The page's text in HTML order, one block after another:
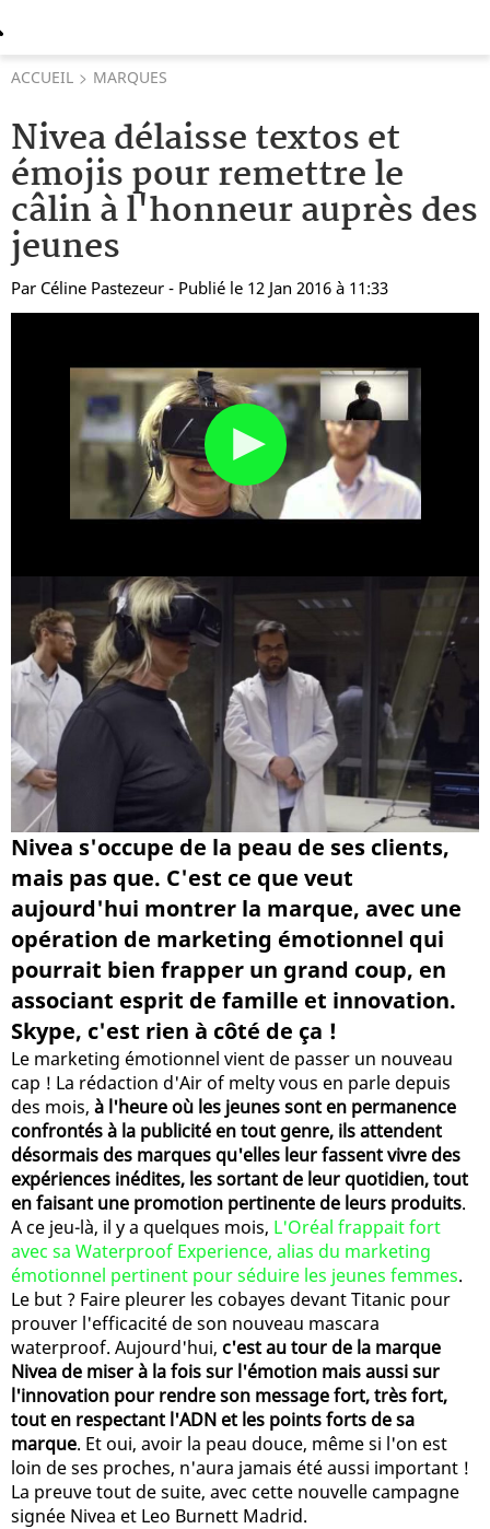
ACCUEIL MARQUES
Nivea délaisse textos et
émojis pour remettre le
câlin à l'honneur auprès des
jeunes
Par Céline Pastezeur - Publié le 12 Jan 2016 à 11:33
Nivea s'occupe de la peau de ses clients,
mais pas que. C'est ce que veut
aujourd'hui montrer la marque, avec une
opération de marketing émotionnel qui
pourrait bien frapper un grand coup, en
associant esprit de famille et innovation.
Skype, c'est rien à côté de ça !
Le marketing émotionnel vient de passer un nouveau
cap ! La rédaction d'Air of melty vous en parle depuis
des mois, à l'heure où les jeunes sont en permanence
confrontés à la publicité en tout genre, ils attendent
désormais des marques qu'elles leur fassent vivre des
expériences inédites, les sortant de leur quotidien, tout
en faisant une promotion pertinente de leurs produits.
A ce jeu-là, il y a quelques mois, L'Oréal frappait fort
avec sa Waterproof Experience, alias du marketing
émotionnel pertinent pour séduire les jeunes femmes.
Le but ? Faire pleurer les cobayes devant Titanic pour
prouver l'efficacité de son nouveau mascara
waterproof. Aujourd'hui, c'est au tour de la marque
Nivea de miser à la fois sur l'émotion mais aussi sur
l'innovation pour rendre son message fort, très fort,
tout en respectant l'ADN et les points forts de sa
marque. Et oui, avoir la peau douce, même si l'on est
loin de ses proches, n'aura jamais été aussi important !
La preuve tout de suite, avec cette nouvelle campagne
signée Nivea et Leo Burnett Madrid.